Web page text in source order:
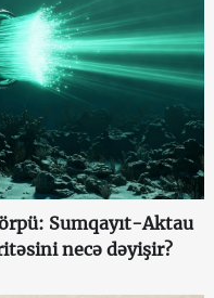
Sumqayıt-Aktau
necə dəyişir?